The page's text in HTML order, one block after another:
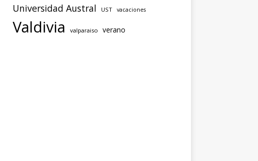
Universidad Austral UST vacaciones
Valdivia valparaiso verano